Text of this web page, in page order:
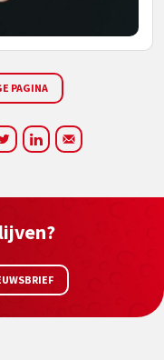
PAGINA